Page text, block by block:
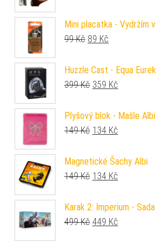
Mini placatka - Vydržím
99Kč Původní cena byla:
89 Kč
Huzzle Cast - Equa
399Kč Původní cena
359 Kč
Plyšový blok - Mašle Albi
149Kč Původní cena
134 Kč
Magnetické Šachy Albi
149Kč Původní cena
134 Kč
Karak 2: Imperium -
499Kč Původní cena
449 Kč